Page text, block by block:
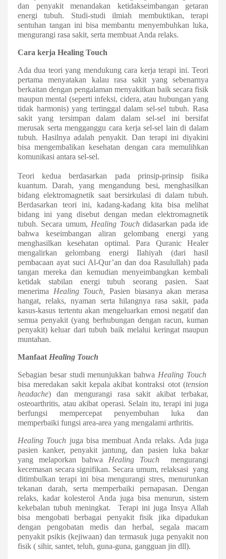
dan penyakit menandakan ketidakseimbangan getaran
energi tubuh. Studi-studi ilmiah membuktikan, terapi
sentuhan tangan ini bisa membantu menyembuhkan luka,
mengurangi rasa sakit, serta membuat Anda relaks.
Cara kerja Healing Touch
Ada dua teori yang mendukung cara kerja terapi ini. Teori
pertama menyatakan kalau rasa sakit yang sebenarnya
berkaitan dengan pengalaman menyakitkan baik secara fisik
maupun mental (seperti infeksi, cidera, atau hubungan yang
tidak harmonis) yang tertinggal dalam sel-sel tubuh. Rasa
sakit yang tersimpan dalam dalam sel-sel ini bersifat
merusak serta mengganggu cara kerja sel-sel lain di dalam
tubuh. Hasilnya adalah penyakit. Dan terapi ini diyakini
bisa mengembalikan kesehatan dengan cara memulihkan
komunikasi antara sel-sel.
Teori kedua berdasarkan pada prinsip-prinsip fisika
kuantum. Darah, yang mengandung besi, menghasilkan
bidang elektromagnetik saat bersirkulasi di dalam tubuh.
Berdasarkan teori ini, kadang-kadang kita bisa melihat
bidang ini yang disebut dengan medan elektromagnetik
tubuh. Secara umum, Healing Touchdidasarkan pada ide
bahwa keseimbangan aliran gelombang energi yang
menghasilkan kesehatan optimal. Para Quranic Healer
mengalirkan gelombang energi Ilahiyah (dari hasil
pembacaan ayat suci Al-Qur’an dan doa Rasulullah) pada
tangan mereka dan kemudian menyeimbangkan kembali
ketidak stabilan energi tubuh seorang pasien. Saat
menerima Healing Touch,
Pasien biasanya akan merasa
hangat, relaks, nyaman serta hilangnya rasa sakit, pada
kasus-kasus tertentu akan mengeluarkan emosi negatif dan
semua penyakit (yang berhubungan dengan racun, kuman
penyakit) keluar dari tubuh baik melalui keringat maupun
muntahan.
Manfaat Healing Touch
Sebagian besar studi menunjukkan bahwa Healing Touch
bisa meredakan sakit kepala akibat kontraksi otot (tension
headache) dan mengurangi rasa sakit akibat terbakar,
osteoarthritis, atau akibat operasi. Selain itu, terapi ini juga
berfungsi mempercepat penyembuhan luka dan
memperbaiki fungsi area-area yang mengalami arthritis.
Healing Touch juga bisa membuat Anda relaks. Ada juga
pasien kanker, penyakit jantung, dan pasien luka bakar
yang melaporkan bahwa Healing Touch mengurangi
kecemasan secara signifikan. Secara umum, relaksasi yang
ditimbulkan terapi ini bisa mengurangi stres, menurunkan
tekanan darah, serta memperbaiki pernapasan. Dengan
relaks, kadar kolesterol Anda juga bisa menurun, sistem
kekebalan tubuh meningkat.
Terapi ini juga Insya Allah
bisa mengobati berbagai penyakit fisik jika dipadukan
dengan pengobatan medis dan herbal, segala macam
penyakit psikis (kejiwaan) dan termasuk juga penyakit non
fisik ( sihir, santet, teluh, guna-guna, gangguan jin dll).